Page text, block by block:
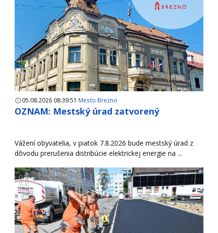
05.08.2026 08:39:51 Mesto Brezno
OZNAM: Mestský úrad zatvorený
Vážení obyvatelia, v piatok 7.8.2026 bude mestský úrad z
dôvodu prerušenia distribúcie elektrickej energie na ...